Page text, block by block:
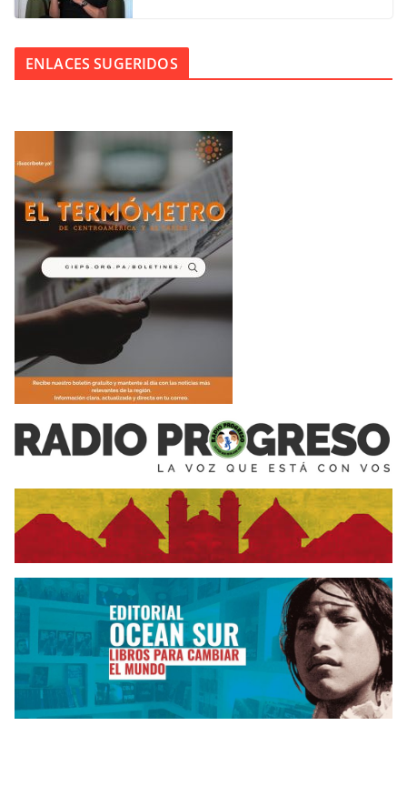
ENLACES SUGERIDOS